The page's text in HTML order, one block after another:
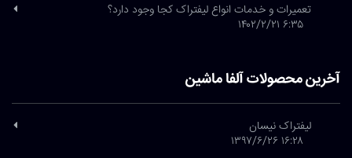
تعمیرات و خدمات انواع لیفتراک کجا وجود دارد؟
۶:۳۵ ۱۴۰۲/۲/۲۱
آخرین محصولات آلفا ماشین
لیفتراک نیسان
۱۶:۲۸ ۱۳۹۷/۶/۲۶